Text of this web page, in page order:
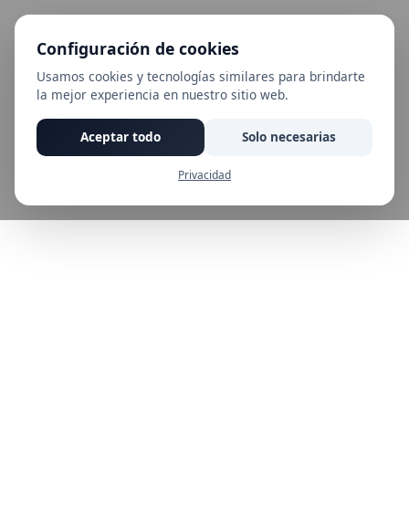
Configuración de cookies
Usamos cookies y tecnologías similares para brindarte
la mejor experiencia en nuestro sitio web.
Aceptar todo Solo necesarias
Privacidad